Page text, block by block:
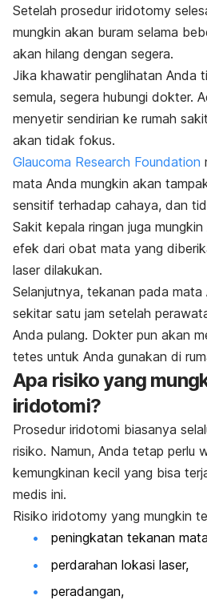
Setelah prosedur iridotomy
mungkin akan buram selama
akan hilang dengan segera.
Jika khawatir penglihatan Anda
semula, segera hubungi dokter.
menyetir sendirian ke rumah
akan tidak fokus.
Glaucoma Research Foundation
mata Anda mungkin akan
sensitif terhadap cahaya, dan
Sakit kepala ringan juga
efek dari obat mata yang
laser dilakukan.
Selanjutnya, tekanan pada
sekitar satu jam setelah
Anda pulang. Dokter pun akan
tetes untuk Anda gunakan di
Apa risiko yang
iridotomi?
Prosedur iridotomi biasanya
risiko. Namun, Anda tetap perlu
kemungkinan kecil yang bisa
medis ini.
Risiko iridotomy yang mungkin
peningkatan tekanan
perdarahan lokasi laser,
peradangan,